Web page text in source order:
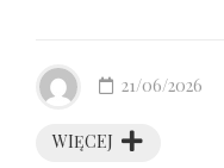
WIĘCEJ
21/06/2026